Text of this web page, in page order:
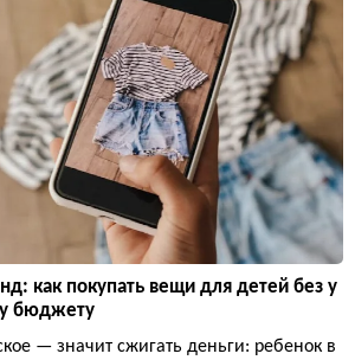
как покупать вещи для детей без у
бюджету
— значит сжигать деньги: ребенок в